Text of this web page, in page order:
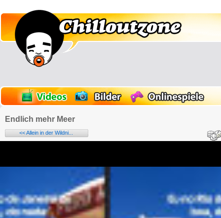
Endlich mehr Meer
<< Allein in der Wildni...